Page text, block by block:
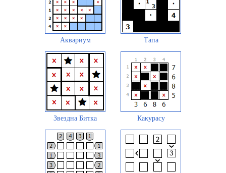
Аквариум Тапа
Звездна Битка Какурасу